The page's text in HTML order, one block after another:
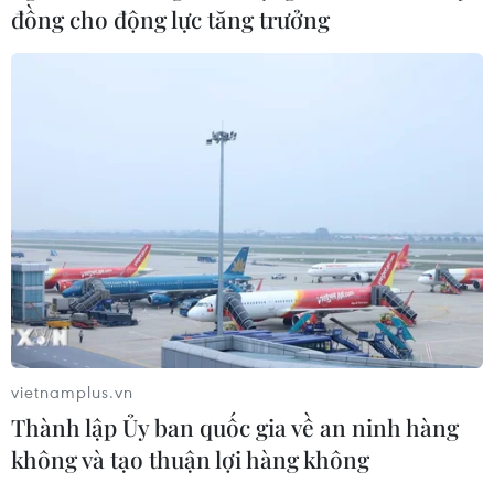
sản, thủy sản sang Trung Quốc
giới, thông báo cho các doanh nghiệp làm việc với đối
tác nhập khẩu bố trí thời lượng đưa xe lên cửa khẩu,
đảm bảo phù hợp với năng lực thông quan.
đồng cho động lực tăng trưởng
vietnamplus.vn
Thành lập Ủy ban quốc gia về an ninh hàng
không và tạo thuận lợi hàng không